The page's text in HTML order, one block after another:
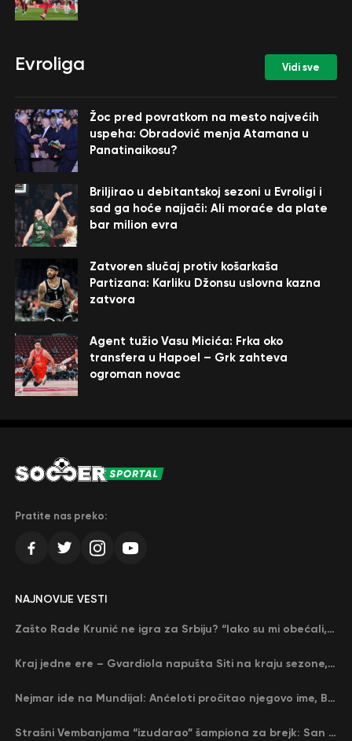
Evroliga Vidi sve
Žoc pred povratkom na mesto najvećih
uspeha: Obradović menja Atamana u
Panatinaikosu?
Briljirao u debitantskoj sezoni u Evroligi i
sad ga hoće najjači: Ali moraće da plate
bar milion evra
Zatvoren slučaj protiv košarkaša
Partizana: Karliku Džonsu uslovna kazna
zatvora
Agent tužio Vasu Micića: Frka oko
transfera u Hapoel – Grk zahteva
ogroman novac
Pratite nas preko:
NAJNOVIJE VESTI
Zašto Rade Krunić ne igra za Srbiju? “Iako su mi obećali, niko me nije zvao…”
Kraj jedne ere – Gvardiola napušta Siti na kraju sezone, menja ga njegov nekadašnji rival
Nejmar ide na Mundijal: Anćeloti pročitao njegovo ime, Brazil u delirijumu (VIDEO)
Strašni Vembanjama “izudarao” šampiona za brejk: San Antonio poveo protiv Oklahome